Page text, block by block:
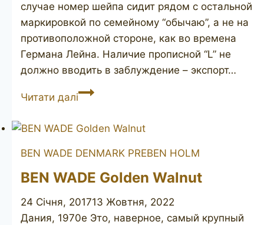
случае номер шейпа сидит рядом с остальной
маркировкой по семейному “обычаю”, а не на
противоположной стороне, как во времена
Германа Лейна. Наличие прописной “L” не
должно вводить в заблуждение – экспорт…
Читати даліCHARATAN’S
Selected
BEN WADE DENMARK PREBEN HOLM
BEN WADE Golden Walnut
24 Січня, 201713 Жовтня, 2022
Дания, 1970е Это, наверное, самый крупный